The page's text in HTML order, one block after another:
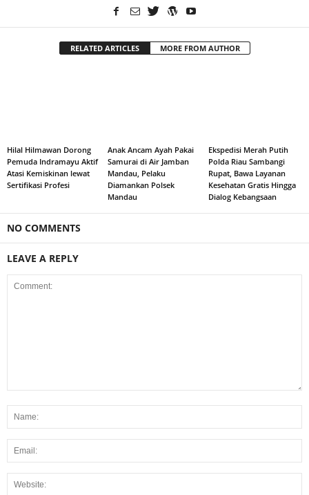
RELATED ARTICLES MORE FROM AUTHOR
Hilal Hilmawan Dorong
Pemuda Indramayu Aktif
Atasi Kemiskinan lewat
Sertifikasi Profesi
Anak Ancam Ayah Pakai
Samurai di Air Jamban
Mandau, Pelaku
Diamankan Polsek
Mandau
Ekspedisi Merah Putih
Polda Riau Sambangi
Rupat, Bawa Layanan
Kesehatan Gratis Hingga
Dialog Kebangsaan
NO COMMENTS
LEAVE A REPLY